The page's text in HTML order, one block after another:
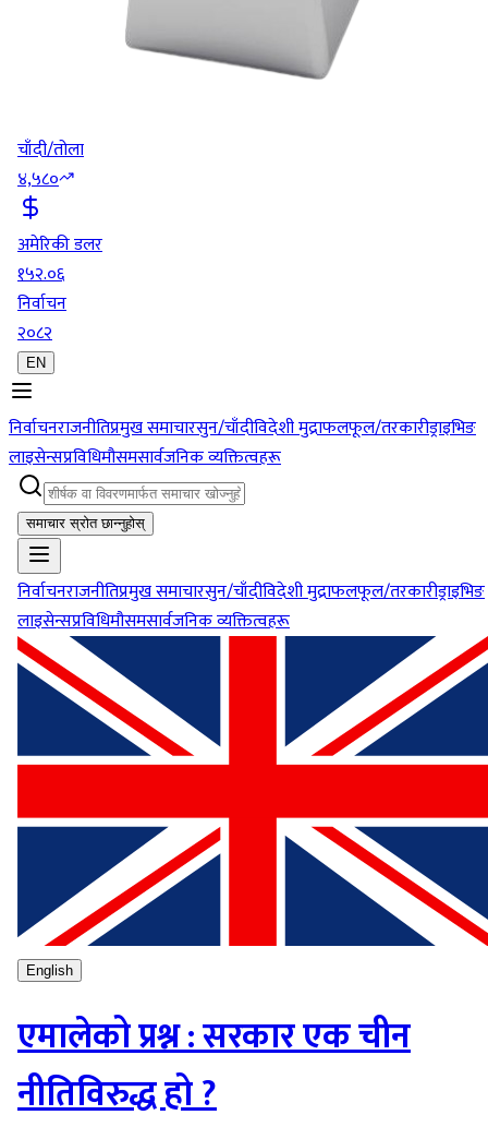
चाँदी/तोला
४,५८०
अमेरिकी डलर
१५२.०६
निर्वाचन
२०८२
EN
निर्वाचनराजनीतिप्रमुख समाचारसुन/चाँदीविदेशी मुद्राफलफूल/तरकारीड्राइभिङ
लाइसेन्सप्रविधिमौसमसार्वजनिक व्यक्तित्वहरू
समाचार स्रोत छान्नुहोस्
निर्वाचनराजनीतिप्रमुख समाचारसुन/चाँदीविदेशी मुद्राफलफूल/तरकारीड्राइभिङ
लाइसेन्सप्रविधिमौसमसार्वजनिक व्यक्तित्वहरू
English
एमालेको प्रश्न : सरकार एक चीन
नीतिविरुद्ध हो ?